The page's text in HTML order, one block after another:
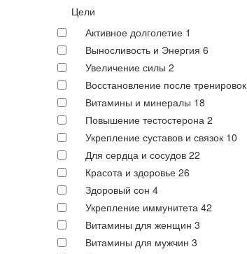
Цели
Активное долголетие 1
Выносливость и Энергия 6
Увеличение силы 2
Восстановление после тренировок
Витамины и минералы 18
Повышение тестостерона 2
Укрепление суставов и связок 10
Для сердца и сосудов 22
Красота и здоровье 26
Здоровый сон 4
Укрепление иммунитета 42
Витамины для женщин 3
Витамины для мужчин 3